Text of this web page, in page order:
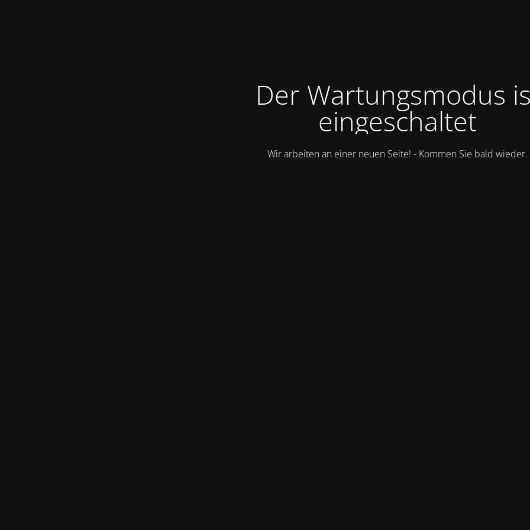
Der Wartungsmodus
eingeschaltet
Wir arbeiten an einer neuen Seite! - Kommen Sie bald wieder.